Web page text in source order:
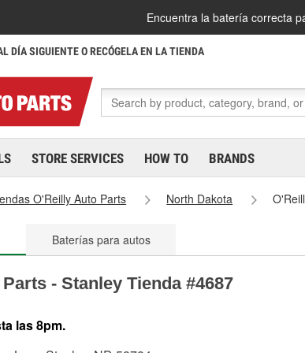
Encuentra la batería correcta
DÍA SIGUIENTE O RECÓGELA EN LA TIENDA
STORE SERVICES HOW TO BRANDS
O'Reilly Auto Parts North Dakota
Baterías para autos
- Stanley Tienda #4687
las 8pm.